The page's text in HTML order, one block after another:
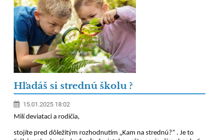
Hľadáš si strednú školu ?
15.01.2025 18:02
Milí deviataci a rodičia,
stojíte pred dôležitým rozhodnutím „Kam na strednú?“ . Je to